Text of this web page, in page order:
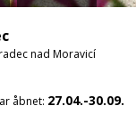
nad Moravicí
åbnet: 27.04.-30.09.